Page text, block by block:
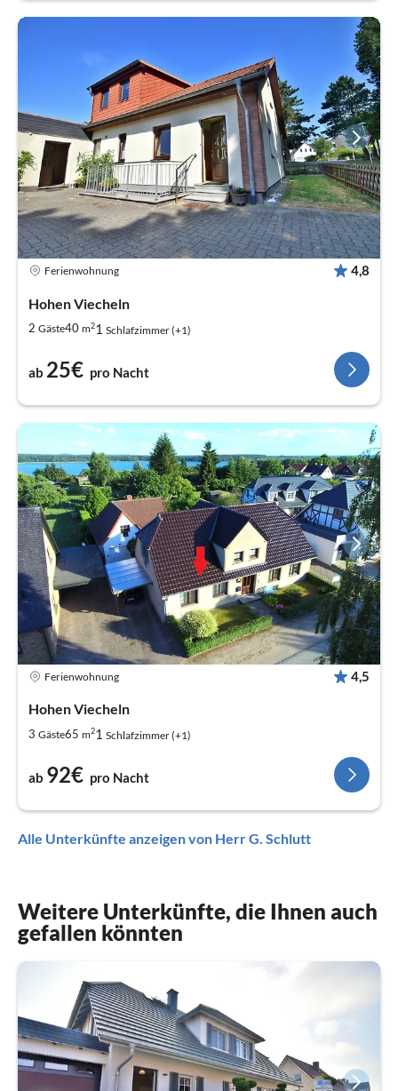
Ferienwohnung 4,8
Hohen Viecheln
2 Gäste40 m21 Schlafzimmer (+1)
ab 25€ pro Nacht
Ferienwohnung 4,5
Hohen Viecheln
3 Gäste65 m21 Schlafzimmer (+1)
ab 92€ pro Nacht
Alle Unterkünfte anzeigen von Herr G. Schlutt
Weitere Unterkünfte, die Ihnen auch
gefallen könnten